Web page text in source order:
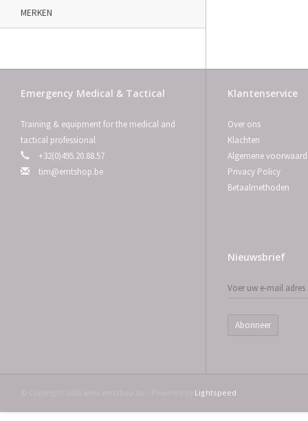
MERKEN
Emergency Medical & Tactical
Training & equipment for the medical and
tactical professional
+32(0)495.20.88.57
tim@emtshop.be
Klantenservice
Over ons
Klachten
Algemene
Privacy Policy
Betaalmethoden
Nieuwsbrief
Abonneer
Lightspeed